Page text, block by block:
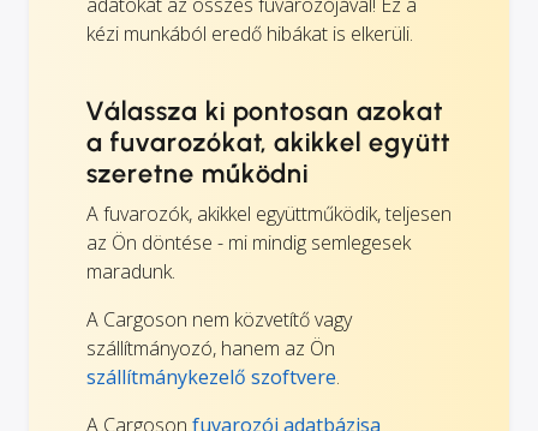
kézi munkából eredő hibákat is elkerüli.
Válassza ki pontosan azokat
a fuvarozókat, akikkel együtt
szeretne működni
A fuvarozók, akikkel együttműködik, teljesen
az Ön döntése - mi mindig semlegesek
maradunk.
A Cargoson nem közvetítő vagy
szállítmányozó, hanem az Ön
szállítmánykezelő szoftvere.
A Cargoson fuvarozói adatbázisa